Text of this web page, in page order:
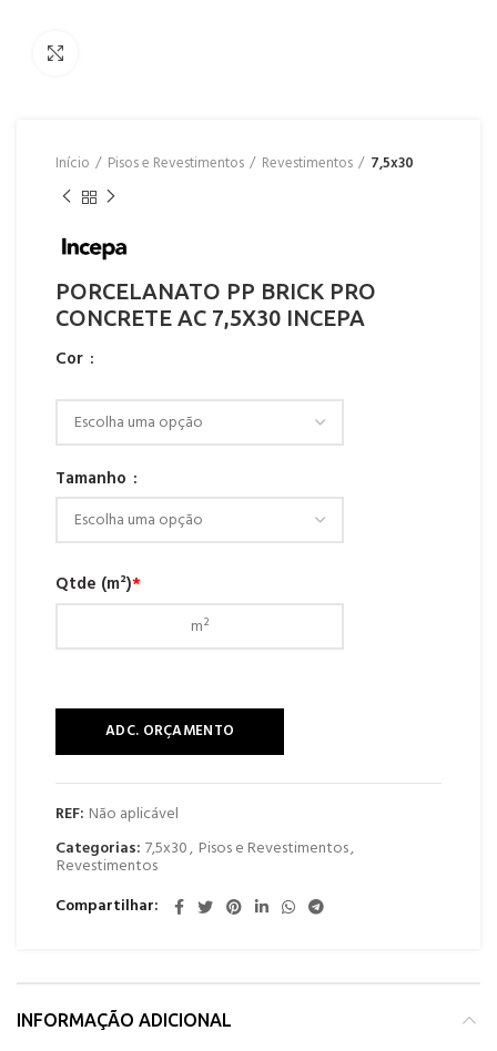
Início Pisos e Revestimentos Revestimentos 7,5x30
PORCELANATO PP BRICK PRO
CONCRETE AC 7,5X30 INCEPA
Cor
Tamanho
Qtde (m²)*
ADC. ORÇAMENTO
REF: Não aplicável
Categorias: 7,5x30, Pisos e Revestimentos,
Revestimentos
Compartilhar
INFORMAÇÃO ADICIONAL